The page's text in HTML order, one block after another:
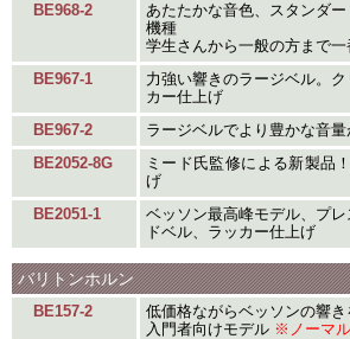
BE968-2
あたたかな音色、スタンダ
機種
学生さんから一般の方まで一
BE967-1
力強い響きのラージベル。
カー仕上げ
BE967-2
ラージベルでより豊かな音量
BE2052-8G
ミード氏監修による新製品
げ
BE2051-1
ベッソン最高峰モデル、プ
ドベル、ラッカー仕上げ
バリトンホルン
BE157-2
低価格ながらベッソンの響
入門者向けモデル ※ノーマ